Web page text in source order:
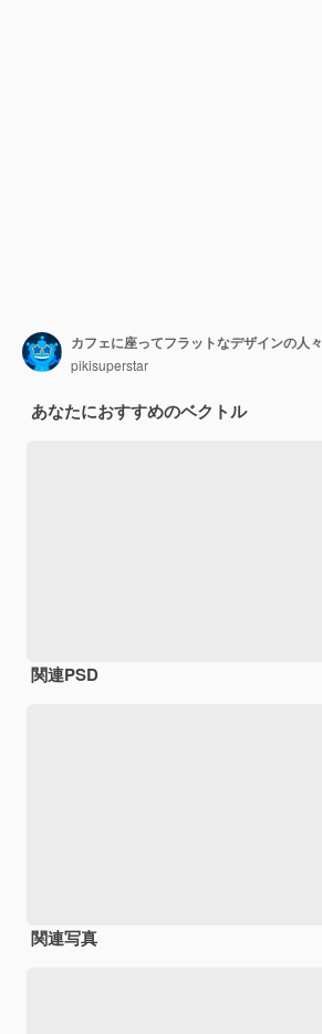
カフェに座ってフラットなデザインの人々
pikisuperstar
あなたにおすすめのベクトル
関連PSD
関連写真